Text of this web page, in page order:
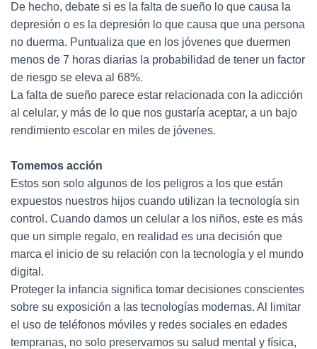
De hecho, debate si es la falta de sueño lo que causa la
depresión o es la depresión lo que causa que una persona
no duerma. Puntualiza que en los jóvenes que duermen
menos de 7 horas diarias la probabilidad de tener un factor
de riesgo se eleva al 68%.
La falta de sueño parece estar relacionada con la adicción
al celular, y más de lo que nos gustaría aceptar, a un bajo
rendimiento escolar en miles de jóvenes.
Tomemos acción
Estos son solo algunos de los peligros a los que están
expuestos nuestros hijos cuando utilizan la tecnología sin
control. Cuando damos un celular a los niños, este es más
que un simple regalo, en realidad es una decisión que
marca el inicio de su relación con la tecnología y el mundo
digital.
Proteger la infancia significa tomar decisiones conscientes
sobre su exposición a las tecnologías modernas. Al limitar
el uso de teléfonos móviles y redes sociales en edades
tempranas, no solo preservamos su salud mental y física,